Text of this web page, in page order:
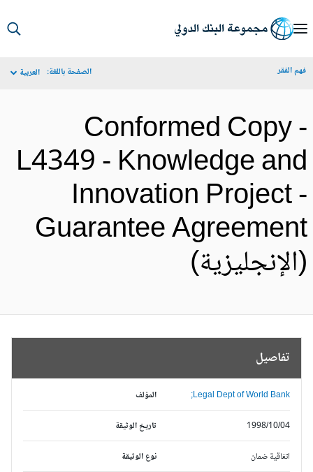
الفقر الصفحة باللغة: العربية
Conformed Copy
L4349 - Knowledge
Innovation Project
Guarantee
تفاصيل
المؤلف Legal Dept of World Bank;
تاريخ الوثيقة 1998/10/04
نوع الوثيقة اتفاقية ضمان